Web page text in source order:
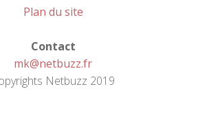
Plan du site
Contact
mk@netbuzz.fr
Netbuzz 2019